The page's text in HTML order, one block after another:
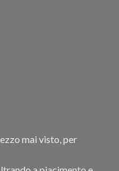
mai visto, per